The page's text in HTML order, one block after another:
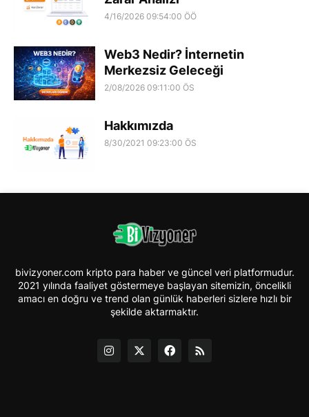
4/16/2026 09:54:00 ÖÖ
Web3 Nedir? İnternetin
Merkezsiz Geleceği
2/08/2026 09:11:00 ÖS
Hakkımızda
8/30/2021 09:23:00 ÖS
bivizyoner.com kripto para haber ve güncel veri platformudur.
2021 yılında faaliyet göstermeye başlayan sitemizin, öncelikli
amacı en doğru ve trend olan günlük haberleri sizlere hızlı bir
şekilde aktarmaktır.